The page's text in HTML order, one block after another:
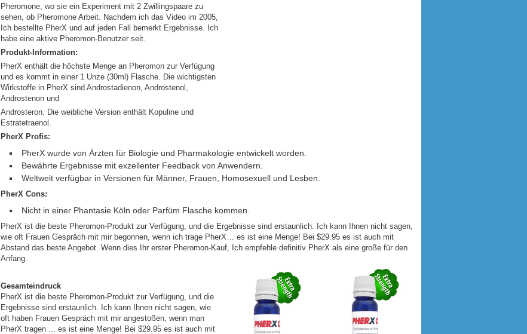
Pheromone, wo sie ein Experiment mit 2 Zwillingspaare zu
sehen, ob Pheromone Arbeit. Nachdem ich das Video im 2005,
Ich bestellte PherX und auf jeden Fall bemerkt Ergebnisse. Ich
habe eine aktive Pheromon-Benutzer seit.
Produkt-Information:
PherX enthält die höchste Menge an Pheromon zur Verfügung
und es kommt in einer 1 Unze (30ml) Flasche. Die wichtigsten
Wirkstoffe in PherX sind Androstadienon, Androstenol,
Androstenon und
Androsteron. Die weibliche Version enthält Kopuline und
Estratetraenol.
PherX Profis:
PherX wurde von Ärzten für Biologie und Pharmakologie entwickelt worden.
Bewährte Ergebnisse mit exzellenter Feedback von Anwendern.
Weltweit verfügbar in Versionen für Männer, Frauen, Homosexuell und Lesben.
PherX Cons:
Nicht in einer Phantasie Köln oder Parfüm Flasche kommen.
PherX ist die beste Pheromon-Produkt zur Verfügung, und die Ergebnisse sind erstaunlich. Ich kann Ihnen nicht sagen,
wie oft Frauen Gespräch mit mir begonnen, wenn ich trage PherX… es ist eine Menge! Bei $29.95 es ist auch mit
Abstand das beste Angebot. Wenn dies Ihr erster Pheromon-Kauf, Ich empfehle definitiv PherX als eine große für den
Anfang.
Gesamteindruck
PherX ist die beste Pheromon-Produkt zur Verfügung, und die
Ergebnisse sind erstaunlich. Ich kann Ihnen nicht sagen, wie
oft haben Frauen Gespräch mit mir angestoßen, wenn man
PherX tragen ... es ist eine Menge! Bei $29.95 es ist auch mit